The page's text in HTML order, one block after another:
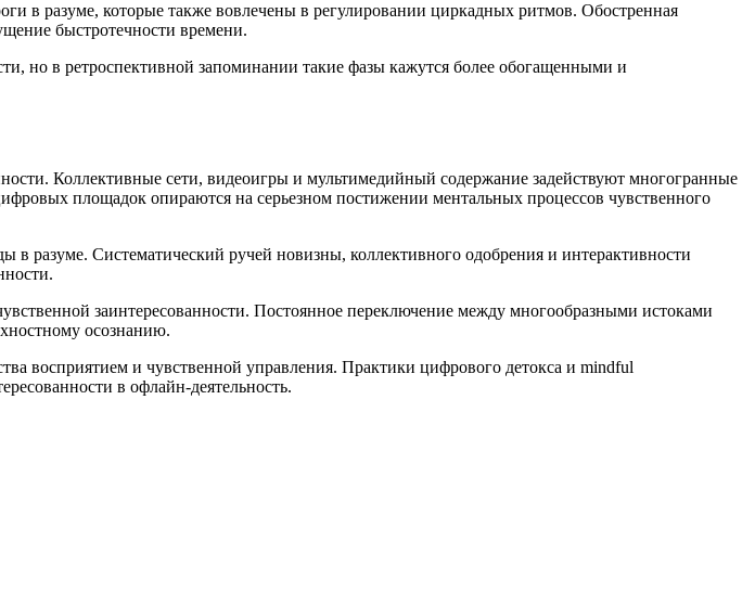
в разуме, которые также вовлечены в регулировании циркадных ритмов. Обостренная
быстротечности времени.
но в ретроспективной запоминании такие фазы кажутся более обогащенными и
Коллективные сети, видеоигры и мультимедийный содержание задействуют многогранные
площадок опираются на серьезном постижении ментальных процессов чувственного
разуме. Систематический ручей новизны, коллективного одобрения и интерактивности
заинтересованности. Постоянное переключение между многообразными истоками
осознанию.
восприятием и чувственной управления. Практики цифрового детокса и mindful
в офлайн-деятельность.